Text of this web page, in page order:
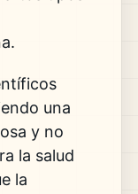
una
y no
la salud
la